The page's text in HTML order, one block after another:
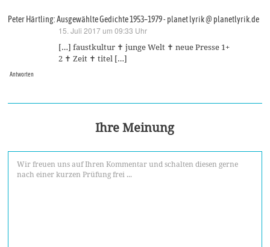
Peter Härtling: Ausgewählte Gedichte 1953–1979 - planet lyrik @ planetlyrik.de
15. Juli 2017 um 09:33 Uhr
[…] faustkultur ✝ junge Welt ✝ neue Presse 1+
2 ✝ Zeit ✝ titel […]
Antworten
Ihre Meinung